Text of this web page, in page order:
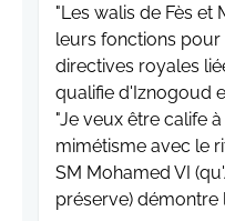
"Les walis de Fès et
leurs fonctions
directives royales
qualifie d'Iznogoud
"Je veux être calife
mimétisme avec le
SM Mohamed VI
préserve) démontre